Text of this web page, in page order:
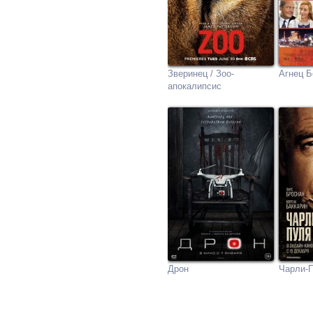
Зверинец / Зоо-
апокалипсис
Агнец
Дрон Чарли-